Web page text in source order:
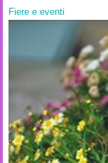
Fiere e eventi